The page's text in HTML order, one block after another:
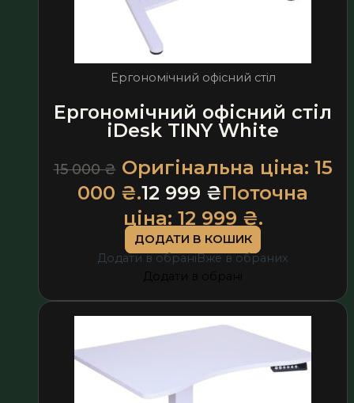
Ергономічний офісний стіл
Ергономічний офісний стіл
iDesk TINY White
15 000₴ Оригінальна ціна: 15
000 ₴.12 999 ₴Поточна
ціна: 12 999 ₴.
ДОДАТИ В КОШИК
Додати в обраніВже в обраних